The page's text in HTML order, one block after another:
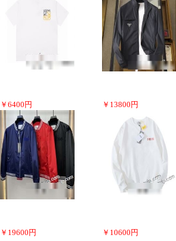
￥ 6400 円 ￥ 13800 円
￥ 19600 円 ￥ 10600 円